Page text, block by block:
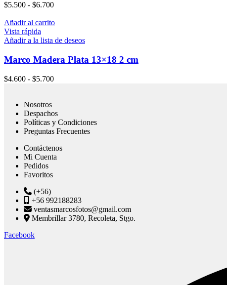
$5.500 - $6.700
Añadir al carrito
Vista rápida
Añadir a la lista de deseos
Marco Madera Plata 13×18 2 cm
$4.600 - $5.700
Nosotros
Despachos
Políticas y Condiciones
Preguntas Frecuentes
Contáctenos
Mi Cuenta
Pedidos
Favoritos
(+56)
+56 992188283
ventasmarcosfotos@gmail.com
Membrillar 3780, Recoleta, Stgo.
Facebook